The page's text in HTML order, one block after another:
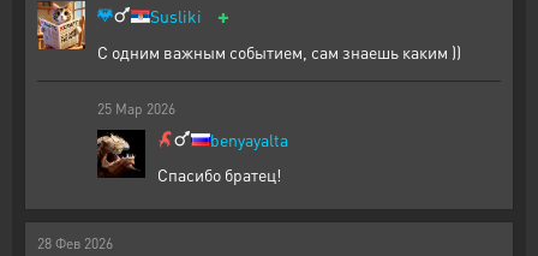
Susliki +
С одним важным событием, сам знаешь каким ))
25 Мар 2026
benyayalta
Спасибо братец!
28 Фев 2026